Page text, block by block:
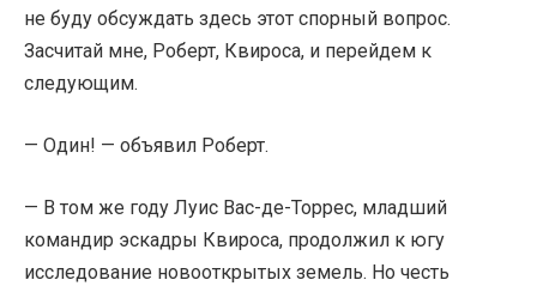
не буду обсуждать здесь этот спорный вопрос.
Засчитай мне, Роберт, Квироса, и перейдем к
следующим.
— Один! — объявил Роберт.
— В том же году Луис Вас-де-Торрес, младший
командир эскадры Квироса, продолжил к югу
исследование новооткрытых земель. Но честь